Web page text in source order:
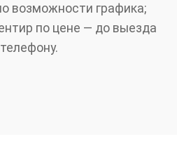
возможности графика;
по цене — до выезда